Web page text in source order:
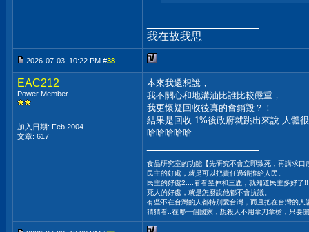
我在故我思
2026-07-03, 10:22 PM #38
EAC212
Power Member
加入日期: Feb 2004
文章: 617
本來我還想說，
我不關心和地溝油比誰比較嚴重，
我更懷疑回收後真的會銷毀？！
結果是回收 1%後政府就跳出來說 人體
哈哈哈哈哈
食品研究室的功能【先研究不會立即致死，再講求口
民主的好處，就是可以把責任過錯推給人民。
民主的好處2....看看昱伸和三鹿，就知道民主多好了!!
死人的好處，就是怎麼說他都不會抗議。
有些不在台灣的人都特別愛台灣，而且把在台灣的人
猜猜看..在哪一個國家，想殺人不用拿刀拿槍，只要